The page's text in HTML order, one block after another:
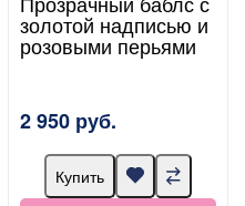
золотой надписью и
розовыми перьями
2 950 руб.
Купить